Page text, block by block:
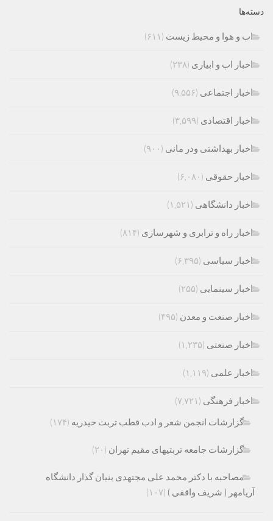
دسته‌ها
اب و هوا و محیط زیست (۶۱۱)
اخبار اب و ابیاری (۲۳۸)
اخبار اجتماعی (۹,۵۵۶)
اخبار اقتصادی (۳,۵۹۹)
اخبار بهداشتی ودر مانی (۹۰۰)
اخبار حقوقی (۶,۰۸۰)
اخبار دانشگاهی (۱,۵۲۱)
اخبار راه و ترابری و شهرسازی (۸۱۴)
اخبار سیاسی (۶,۳۹۵)
اخبار سینمایی (۲۵۵)
اخبار صنعت و معدن (۴۹۵)
اخبار صنعتی (۱,۲۳۵)
اخبار علمی (۱,۱۱۹)
اخبار فرهنگی (۷,۷۲۱)
گزارشات انجمن شعر و ادب قطب تربت حیدریه (۱۷۴)
گزارشات جامعه تربتیهای مقیم تهران (۲۰)
مصاحبه با دکتر محمد علی مجتهدی بنیان گذار دانشگاه
آریامهر ( شریف واقفی ) (۱۰۷)